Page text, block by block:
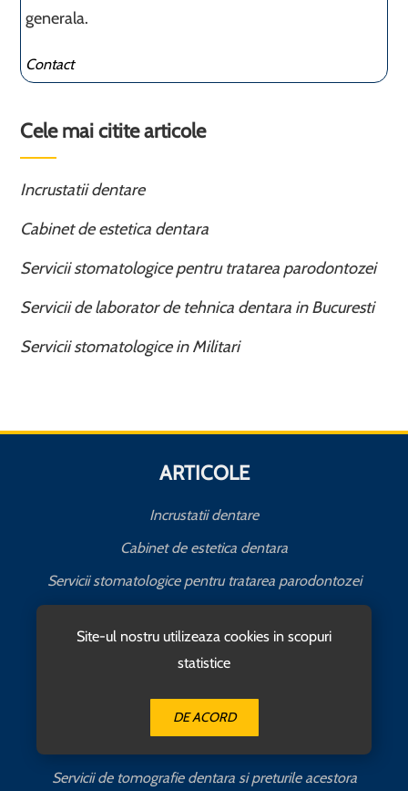
Site-ul nostru utilizeaza cookies in scopuri
statistice
DE ACORD
generala.
Contact
Cele mai citite articole
Incrustatii dentare
Cabinet de estetica dentara
Servicii stomatologice pentru tratarea parodontozei
Servicii de laborator de tehnica dentara in Bucuresti
Servicii stomatologice in Militari
ARTICOLE
Incrustatii dentare
Cabinet de estetica dentara
Servicii stomatologice pentru tratarea parodontozei
Servicii stomatologice in Militari
Aditie de os si implant intr-o singura zi
Servicii de tomografie dentara si preturile acestora